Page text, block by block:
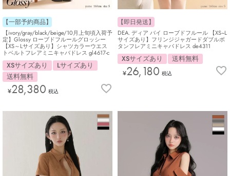
【一部予約商品】
【ivory/gray/black/beige/10月上旬頃入荷予
定】Glossy ローブドフルールグロッシー
【XS～Lサイズあり】シャツカラーウエス
トベルトフレアミニキャバドレス gl4617-c
XSサイズあり
Lサイズあり
送料無料
¥28,380 税込
【即日発送】
DEA. ディア バイ ローブドフルール 【XS~L
サイズあり】フリンジジャガードダブルボ
タンフレアミニキャバドレス de4311
XSサイズあり 送料無料
¥26,180 税込